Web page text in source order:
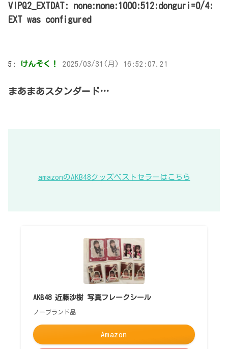
VIPQ2_EXTDAT: none:none:1000:512:donguri=0/4:
EXT was configured
5: けんそく！ 2025/03/31(月) 16:52:07.21
まあまあスタンダード…
amazonのAKB48グッズベストセラーはこちら
AKB48 近藤沙樹 写真フレークシール
ノーブランド品
Amazon